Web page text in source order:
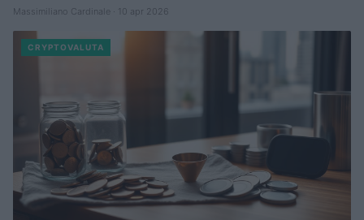
Massimiliano Cardinale · 10 apr 2026
CRYPTOVALUTA